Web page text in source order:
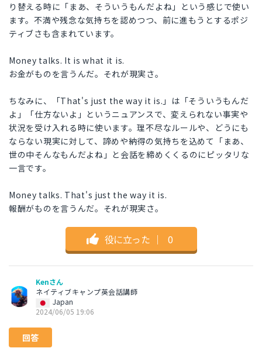
り替える時に「まあ、そういうもんだよね」という感じで使い
ます。不満や残念な気持ちを認めつつ、前に進もうとするポジ
ティブさも含まれています。
Money talks. It is what it is.
お金がものを言うんだ。それが現実さ。
ちなみに、「That's just the way it is.」は「そういうもんだ
よ」「仕方ないよ」というニュアンスで、変えられない事実や
状況を受け入れる時に使います。理不尽なルールや、どうにも
ならない現実に対して、諦めや納得の気持ちを込めて「まあ、
世の中そんなもんだよね」と会話を締めくくるのにピッタリな
一言です。
Money talks. That's just the way it is.
報酬がものを言うんだ。それが現実さ。
役に立った ｜ 0
Kenさん
ネイティブキャンプ英会話講師
Japan
2024/06/05 19:06
回答